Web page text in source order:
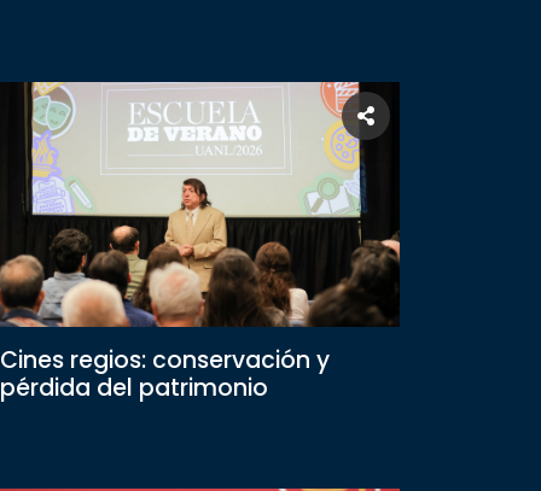
Cines regios: conservación y
pérdida del patrimonio